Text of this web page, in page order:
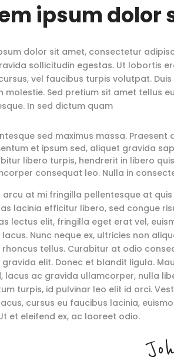
ipsum dolor
dolor sit amet, consectetur
sollicitudin egestas. Ut lobortis
vel faucibus turpis volutpat.
molestie. Sed pretium sit amet tellus eu
In sed dictum quam
sed maximus massa. Praesent
et ipsum sed, aliquet gravida
libero turpis, hendrerit in libero
consequat leo. Nulla in
arcu at mi fringilla pellentesque at quis
lacinia efficitur libero, sed congue
lectus elit, fringilla eget erat vel,
Nunc neque ex, ultricies non
tellus. Curabitur at odio
gravida elit. Donec et blandit ligula.
lacus ac gravida ullamcorper, nulla
turpis, id pulvinar leo elit id orci.
cursus eu faucibus lacinia,
et eleifend ex, ac laoreet odio.